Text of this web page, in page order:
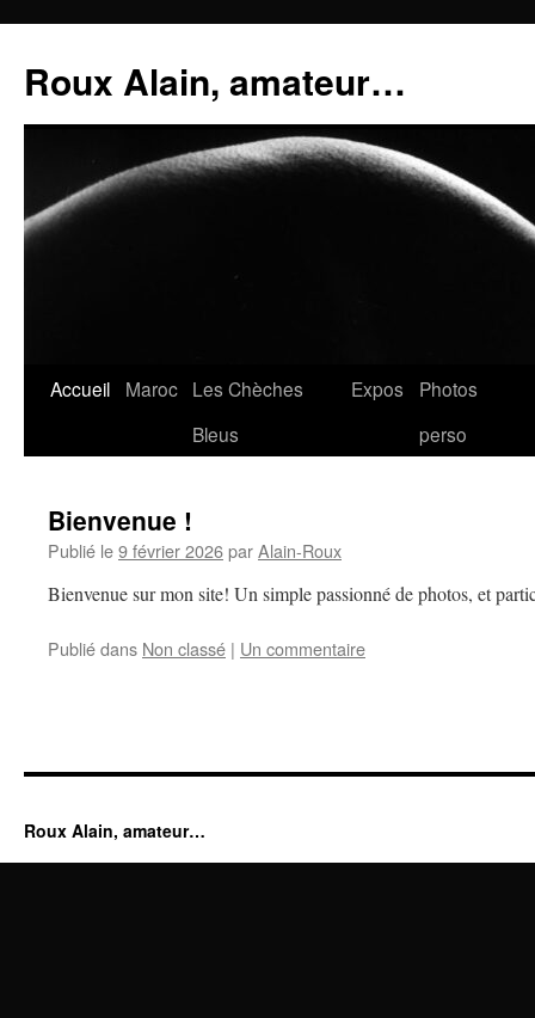
contenu
Roux Alain, amateur…
Accueil Maroc Les Chèches
Bleus
Expos
Photos
perso
Bienvenue !
Publié le9 février 2026parAlain-Roux
Bienvenue sur mon site! Un simple passionné de photos, et
Publié dans Non classé | Un commentaire
Roux Alain, amateur…